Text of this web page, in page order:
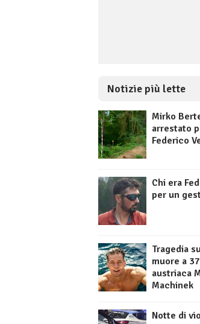
Notizie più lette
Mirko
arrestato
Federico
Chi era
per un
Tragedia
muore a
austriaca
Machinek
Notte di